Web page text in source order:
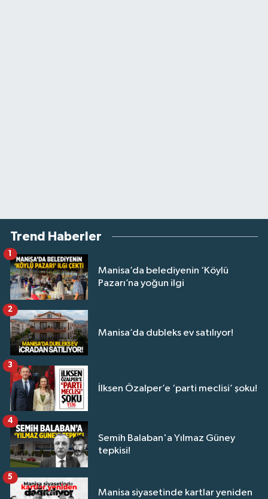
Trend Haberler
Manisa’da belediyenin ‘Köylü
Pazarı’na yoğun ilgi
1
Manisa’da dubleks ev satılıyor!
2
İlksen Özalper’e ‘parti meclisi’ şoku!
3
Semih Balaban'a Yılmaz Güney
tepkisi!
4
Manisa siyasetinde kartlar yeniden
5